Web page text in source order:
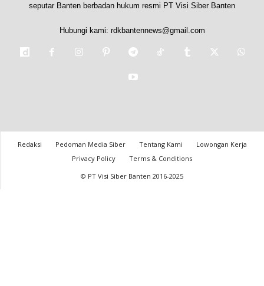
seputar Banten berbadan hukum resmi PT Visi Siber Banten
Hubungi kami: rdkbantennews@gmail.com
Redaksi Pedoman Media Siber Tentang Kami
Lowongan Kerja
Privacy Policy
Terms & Conditions
© PT Visi Siber Banten 2016-2025